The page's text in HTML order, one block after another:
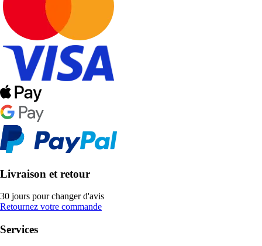
Livraison et retour
30 jours pour changer d'avis
Retournez votre commande
Services